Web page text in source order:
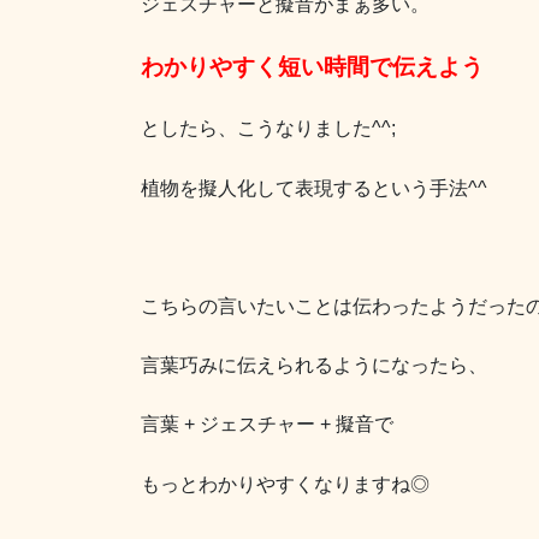
ジェスチャーと擬音がまぁ多い。
わかりやすく短い時間で伝えよう
としたら、こうなりました^^;
植物を擬人化して表現するという手法^^
こちらの言いたいことは伝わったようだった
言葉巧みに伝えられるようになったら、
言葉 + ジェスチャー + 擬音で
もっとわかりやすくなりますね◎